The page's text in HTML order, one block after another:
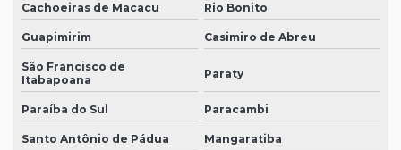
Cachoeiras de Macacu Rio Bonito
Guapimirim Casimiro de Abreu
São Francisco de
Itabapoana
Paraty
Paraíba do Sul Paracambi
Santo Antônio de Pádua Mangaratiba